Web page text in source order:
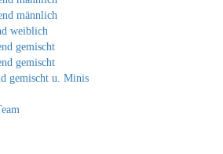
männlich
weiblich
gemischt
gemischt
gemischt u. Minis